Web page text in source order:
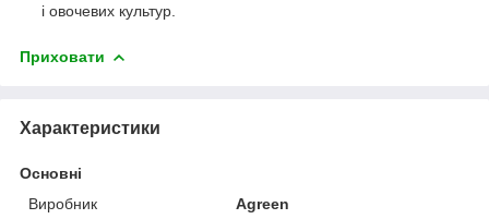
і овочевих культур.
Приховати
Характеристики
Основні
Виробник
Agreen